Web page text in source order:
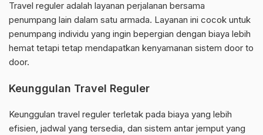
Travel reguler adalah layanan perjalanan bersama
penumpang lain dalam satu armada. Layanan ini cocok untuk
penumpang individu yang ingin bepergian dengan biaya lebih
hemat tetapi tetap mendapatkan kenyamanan sistem door to
door.
Keunggulan Travel Reguler
Keunggulan travel reguler terletak pada biaya yang lebih
efisien, jadwal yang tersedia, dan sistem antar jemput yang